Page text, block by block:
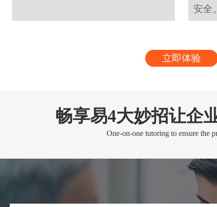
安全
立即体验
畅享易4大妙招让企
One-on-one tutoring to ensure the